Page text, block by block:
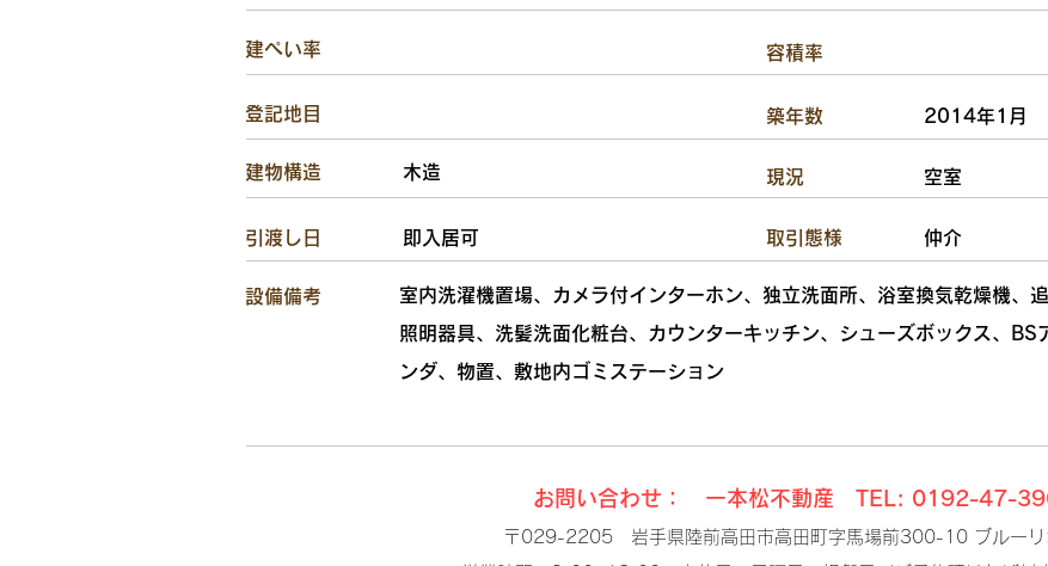
建ぺい率 容積率
​登記地目 ​築年数 2014年1月
​建物構造 木造 現況 空室
​引渡し日 即入居可 ​取引態様 仲介
設備備考
室内洗濯機置場、カメラ付インターホン、独立洗面所、浴室換気乾燥機、
照明器具、洗髪洗面化粧台、カウンターキッチン、シューズボックス、BS
ンダ、物置、敷地内ゴミステーション
お問い合わせ： 一本松不動産 TEL: 0192-47-
〒029-2205 岩手県陸前高田市高田町字馬場前300-10 ブルーリ